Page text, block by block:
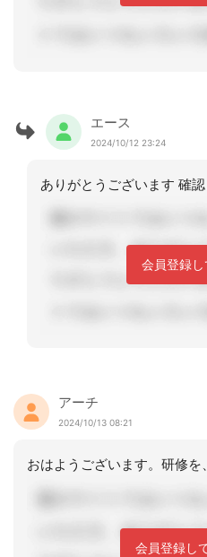
エース
2024/10/12 23:24
ありがとうございます 確
会員登録
アーチ
2024/10/13 08:21
会員登録し